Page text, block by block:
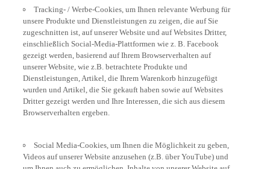
Tracking- / Werbe-Cookies, um Ihnen relevante Werbung für
unsere Produkte und Dienstleistungen zu zeigen, die auf Sie
zugeschnitten ist, auf unserer Website und auf Websites Dritter,
einschließlich Social-Media-Plattformen wie z. B. Facebook
gezeigt werden, basierend auf Ihrem Browserverhalten auf
unserer Website, wie z.B. betrachtete Produkte und
Dienstleistungen, Artikel, die Ihrem Warenkorb hinzugefügt
wurden und Artikel, die Sie gekauft haben sowie auf Websites
Dritter gezeigt werden und Ihre Interessen, die sich aus diesem
Browserverhalten ergeben.
Social Media-Cookies, um Ihnen die Möglichkeit zu geben,
Videos auf unserer Website anzusehen (z.B. über YouTube) und
um Ihnen auch zu ermöglichen, Inhalte von unserer Website auf